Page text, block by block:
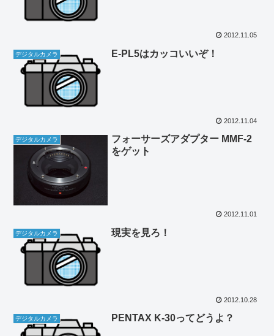
2012.11.05
デジタルカメラ E-PL5はカッコいいぞ！
2012.11.04
デジタルカメラ
フォーサーズアダプター MMF-2
をゲット
2012.11.01
デジタルカメラ 現実を見ろ！
2012.10.28
デジタルカメラ PENTAX K-30ってどうよ？